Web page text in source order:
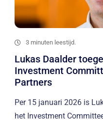
3 minuten leestijd.
Lukas Daalder
Investment
Partners
Per 15 januari 2026 is
het Investment